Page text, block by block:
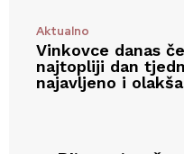
Aktualno
Vinkovce danas
najtopliji dan
najavljeno i